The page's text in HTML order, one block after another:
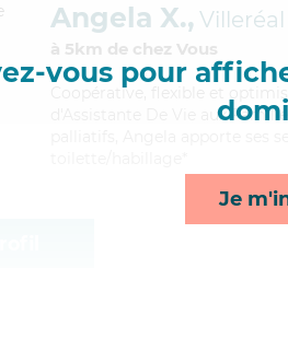
vous pour
Je
Angela X., Villeréal
à 5km de chez Vous
Coopérative
, flexible et
d'Assistante De Vie aux